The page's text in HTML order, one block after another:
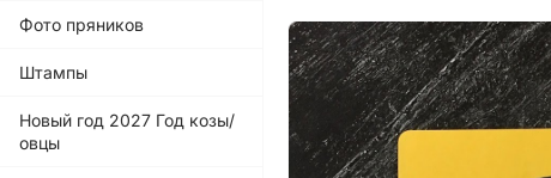
Фото пряников
Штампы
Новый год 2027 Год козы/
овцы